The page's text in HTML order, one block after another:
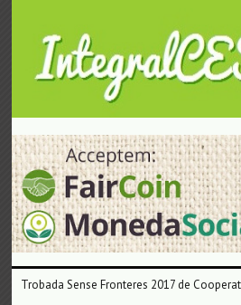
Trobada Sense Fronteres 2017 de